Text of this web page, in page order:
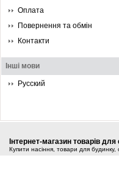
Оплата
Повернення та обмін
Контакти
Інші мови
Русский
Інтернет-магазин товарів
Купити насіння, товари для